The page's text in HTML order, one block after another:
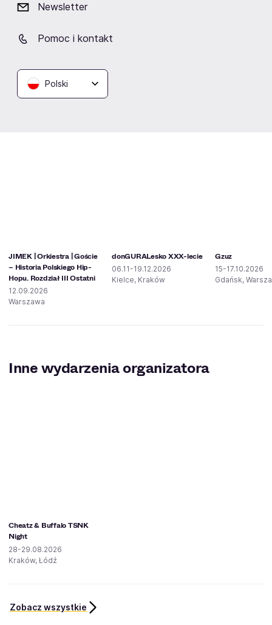
Newsletter
Pomoc i kontakt
Polski
Podobne wydarzenia
JIMEK | Orkiestra | Goście
– Historia Polskiego Hip-
Hopu. Rozdział III Ostatni
12.09.2026
Warszawa
donGURALesko XXX-lecie
06.11-19.12.2026
Kielce, Kraków
Gzuz
15-17.10.2026
Gdańsk,
Inne wydarzenia organizatora
Cheatz & Buffalo TSNK
Night
28-29.08.2026
Kraków, Łódź
Zobacz wszystkie